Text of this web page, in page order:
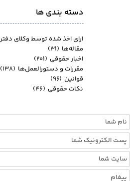
دسته بندی ها
ارای اخذ شده توسط وکلای دفتر
مقاله‌ها (۳۱)
اخبار حقوقی (۲۰۱)
مقررات و دستورالعمل‌ها (۱۳۸)
قوانین (۹۶)
نکات حقوقی (۴۶)